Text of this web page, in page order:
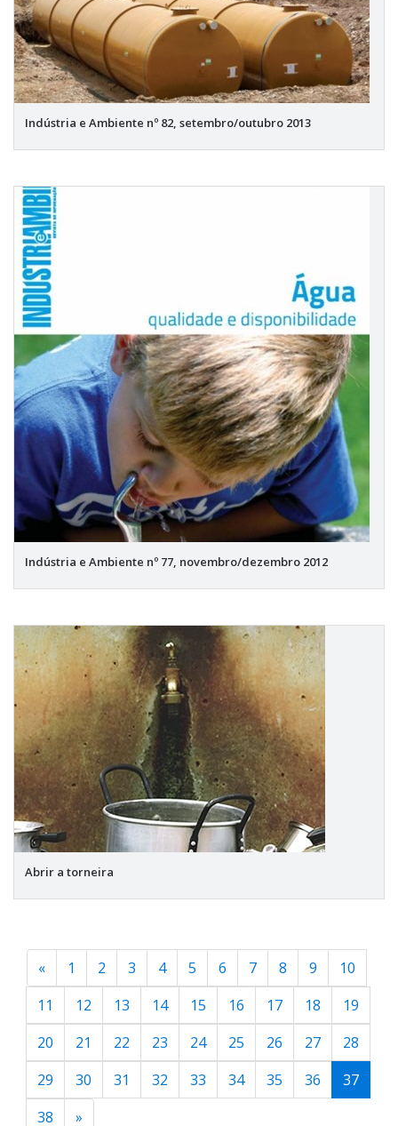
Indústria e Ambiente nº 82, setembro/outubro 2013
Indústria e Ambiente nº 77, novembro/dezembro 2012
Abrir a torneira
« 1 2 3 4 5 6 7 8 9
10
11
12 13 14 15 16 17 18
19
20
21 22 23 24 25 26 27
28
29
30 31 32 33 34 35 36
37
38
»